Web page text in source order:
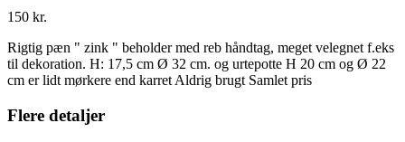
150 kr.
Rigtig pæn " zink " beholder med reb håndtag, meget velegnet f.eks
til dekoration. H: 17,5 cm Ø 32 cm. og urtepotte H 20 cm og Ø 22
cm er lidt mørkere end karret Aldrig brugt Samlet pris
Flere detaljer